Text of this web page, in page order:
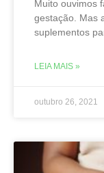
Muito ouvimos
gestação. Mas
suplementos
LEIA MAIS »
outubro 26, 2021